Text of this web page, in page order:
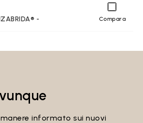
- Compara
informato sui nuovi